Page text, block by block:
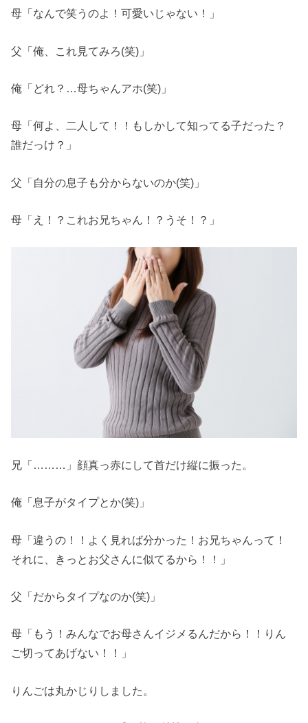
母「なんで笑うのよ！可愛いじゃない！」
父「俺、これ見てみろ(笑)」
俺「どれ？…母ちゃんアホ(笑)」
母「何よ、二人して！！もしかして知ってる子だった？
誰だっけ？」
父「自分の息子も分からないのか(笑)」
母「え！？これお兄ちゃん！？うそ！？」
兄「………」顔真っ赤にして首だけ縦に振った。
俺「息子がタイプとか(笑)」
母「違うの！！よく見れば分かった！お兄ちゃんって！
それに、きっとお父さんに似てるから！！」
父「だからタイプなのか(笑)」
母「もう！みんなでお母さんイジメるんだから！！りん
ご切ってあげない！！」
りんごは丸かじりしました。